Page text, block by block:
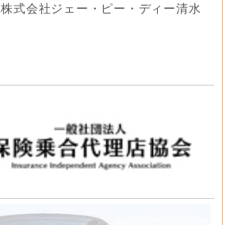
株式会社ジェー・ピー・ディー清水